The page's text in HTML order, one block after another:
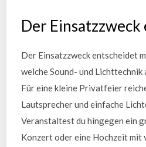
Der
Der Einsatzzweck entscheidet
welche Sound- und Lichttechnik
Für eine kleine Privatfeier
Lautsprecher und einfache
Veranstaltest du hingegen ein
Konzert oder eine Hochzeit mit